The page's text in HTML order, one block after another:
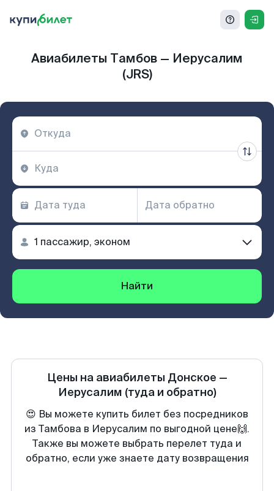
Авиабилеты Тамбов — Иерусалим
(JRS)
Найти
Цены на авиабилеты Донское —
Иерусалим (туда и обратно)
😍 Вы можете купить билет без посредников
из Тамбова в Иерусалим по выгодной цене🙌.
Также вы можете выбрать перелет туда и
обратно, если уже знаете дату возвращения